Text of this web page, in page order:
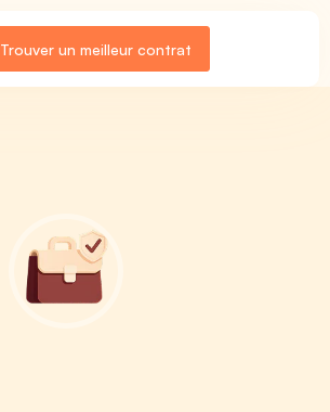
Trouver un meilleur contrat